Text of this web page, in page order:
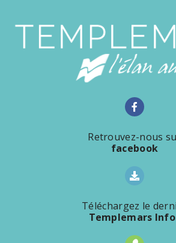
Retrouvez-nous
facebook
Téléchargez le
Templemars